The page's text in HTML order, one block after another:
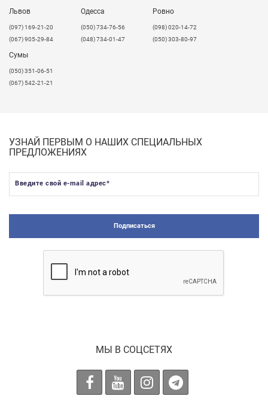
Львов
​(097) 169-21-20
(067) 905-29-84
Одесса
(050) 734-76-56
(048) 734-01-47
Ровно
(098) 020-14-72
(050) 303-80-97
Сумы
(050) 351-06-51
(067) 542-21-21
УЗНАЙ ПЕРВЫМ О НАШИХ СПЕЦИАЛЬНЫХ
ПРЕДЛОЖЕНИЯХ
Введите свой e-mail адрес*
Подписаться
МЫ В СОЦСЕТЯХ